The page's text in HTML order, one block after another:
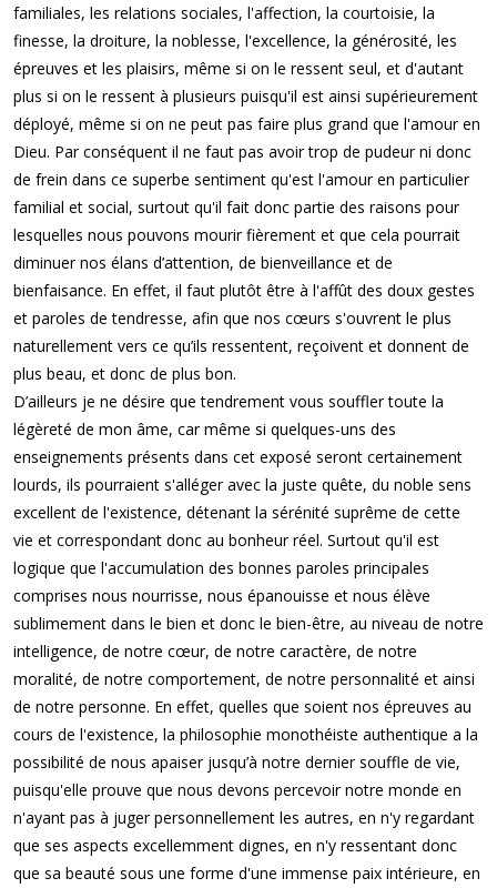
familiales, les relations sociales, l'affection, la courtoisie, la
finesse, la droiture, la noblesse, l'excellence, la générosité, les
épreuves et les plaisirs, même si on le ressent seul, et d'autant
plus si on le ressent à plusieurs puisqu'il est ainsi supérieurement
déployé, même si on ne peut pas faire plus grand que l'amour en
Dieu. Par conséquent il ne faut pas avoir trop de pudeur ni donc
de frein dans ce superbe sentiment qu'est l'amour en particulier
familial et social, surtout qu'il fait donc partie des raisons pour
lesquelles nous pouvons mourir fièrement et que cela pourrait
diminuer nos élans d’attention, de bienveillance et de
bienfaisance. En effet, il faut plutôt être à l'affût des doux gestes
et paroles de tendresse, afin que nos cœurs s'ouvrent le plus
naturellement vers ce qu’ils ressentent, reçoivent et donnent de
plus beau, et donc de plus bon.
D’ailleurs je ne désire que tendrement vous souffler toute la
légèreté de mon âme, car même si quelques-uns des
enseignements présents dans cet exposé seront certainement
lourds, ils pourraient s'alléger avec la juste quête, du noble sens
excellent de l'existence, détenant la sérénité suprême de cette
vie et correspondant donc au bonheur réel. Surtout qu'il est
logique que l'accumulation des bonnes paroles principales
comprises nous nourrisse, nous épanouisse et nous élève
sublimement dans le bien et donc le bien-être, au niveau de notre
intelligence, de notre cœur, de notre caractère, de notre
moralité, de notre comportement, de notre personnalité et ainsi
de notre personne. En effet, quelles que soient nos épreuves au
cours de l'existence, la philosophie monothéiste authentique a la
possibilité de nous apaiser jusqu’à notre dernier souffle de vie,
puisqu'elle prouve que nous devons percevoir notre monde en
n'ayant pas à juger personnellement les autres, en n'y regardant
que ses aspects excellemment dignes, en n'y ressentant donc
que sa beauté sous une forme d'une immense paix intérieure, en